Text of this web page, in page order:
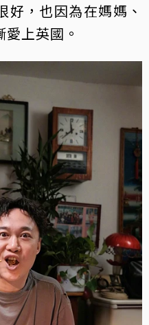
好，也因為在媽媽、
上英國。